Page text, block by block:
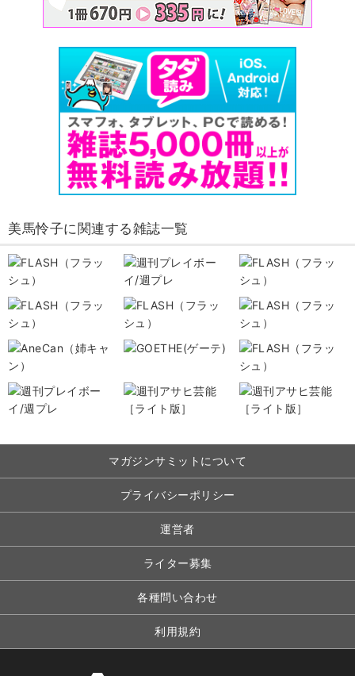
美馬怜子に関連する雑誌一覧
マガジンサミットについて
プライバシーポリシー
運営者
ライター募集
各種問い合わせ
利用規約